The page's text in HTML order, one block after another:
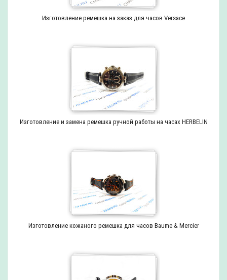
Изготовление ремешка на заказ для часов Versace
Изготовление и замена ремешка ручной работы на часах HERBELIN
Изготовление кожаного ремешка для часов Baume & Mercier